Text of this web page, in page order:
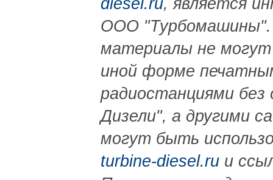
ООО "Турбомашины".
материалы не
иной форме
радиостанциями без
Дизели", а другими
могут быть
turbine-diesel.ru и